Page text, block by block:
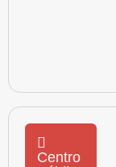
Centro